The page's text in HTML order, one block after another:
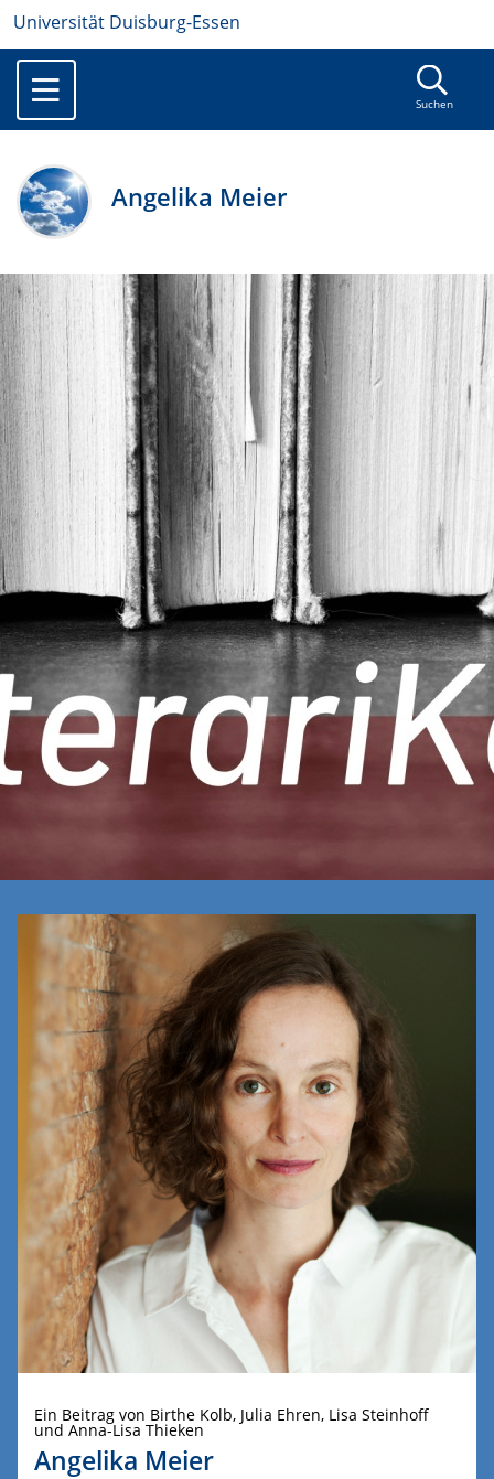
Universität Duisburg-Essen
Suchen
Angelika Meier
Ein Beitrag von Birthe Kolb, Julia Ehren, Lisa Steinhoff
und Anna-Lisa Thieken
Angelika Meier